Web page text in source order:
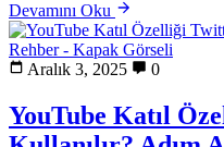
Devamını Oku
Aralık 3, 2025 0
YouTube Katıl